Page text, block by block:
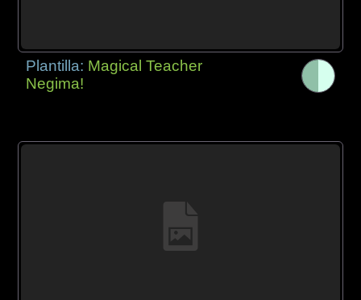
Plantilla: Magical Teacher
Negima!